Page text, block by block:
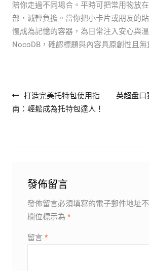
陪你走過不同場合。平時可把常用物放
部，減輕負擔。當你把小卡片或朋友的
慢成為記憶的容器，為日常注入安心與
NocoDB，確認標題與內容具原創性且無
文章導覽
打造完美托特包使用指
南：輕鬆成為托特包達人！
英超盘口
發佈留言
發佈留言必須填寫的電子郵件地址
欄位標示為 *
留言 *